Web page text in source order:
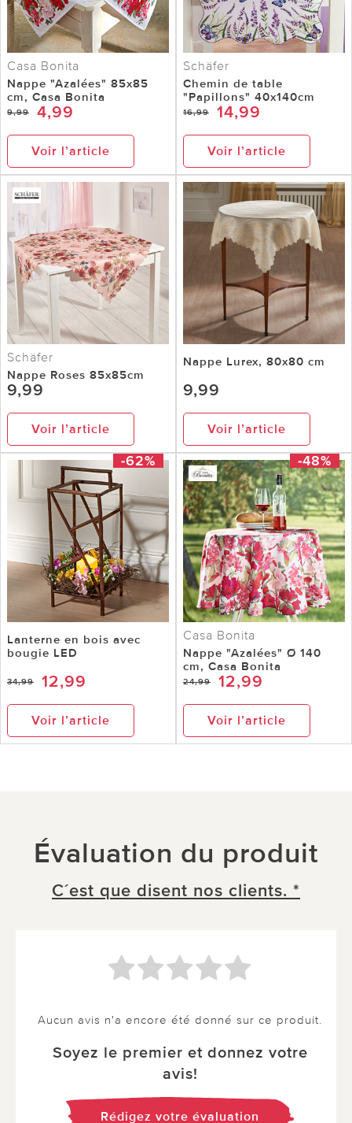
Casa Bonita
Nappe "Azalées" 85x85
cm, Casa Bonita
9,99 4,99
Voir l’article
Schäfer
Chemin de table
"Papillons" 40x140cm
16,99 14,99
Voir l’article
Schäfer
Nappe Roses 85x85cm
9,99
Voir l’article
Nappe Lurex, 80x80 cm
9,99
Voir l’article
-62%
Lanterne en bois avec
bougie LED
34,99 12,99
Voir l’article
-48%
Casa Bonita
Nappe "Azalées" Ø 140
cm, Casa Bonita
24,99 12,99
Voir l’article
Évaluation du produit
C´est que disent nos clients. *
Aucun avis n'a encore été donné sur ce produit.
Soyez le premier et donnez votre
avis!
Rédigez votre évaluation